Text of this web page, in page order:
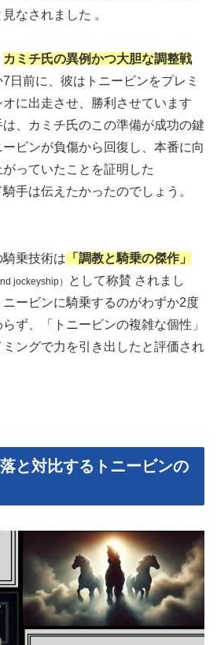
なされました 。
カミチ氏の異例かつ大胆な調整戦
日前に、彼はトニービンをプレミ
に出走させ、勝利させています
、カミチ氏のこの準備が成功の鍵
ビンが負傷から回復し、本番に向
っていたことを証明した
手は伝えたかったのでしょう。
乗技術は 「調教と騎乗の傑作」
jockeyship）
として称賛 されまし
ービンに騎乗するのがわずか2度
ず、「トニービンの複雑な個性」
ングで力を引き出したと評価され
と対比するトニービンの